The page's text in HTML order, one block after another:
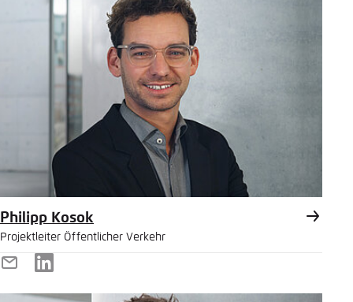
Philipp Kosok
Projektleiter Öffentlicher Verkehr
E-
Mail
LinkedIn